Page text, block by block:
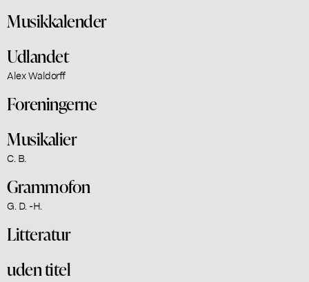
Musikkalender
Udlandet
Alex Waldorff
Foreningerne
Musikalier
C. B.
Grammofon
G. D. -H.
Litteratur
uden titel